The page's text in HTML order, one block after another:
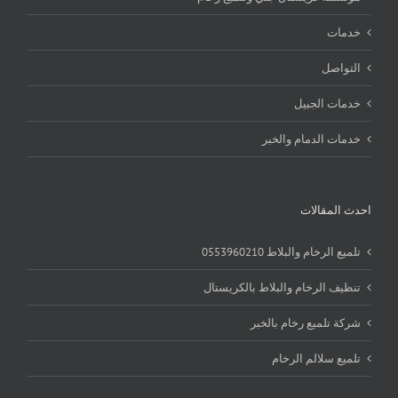
خدمات
التواصل
خدمات الجبيل
خدمات الدمام والخبر
احدث المقالات
تلميع الرخام والبلاط 0553960210
تنظيف الرخام والبلاط بالكريستال
شركة تلميع رخام بالخبر
تلميع سلالم الرخام